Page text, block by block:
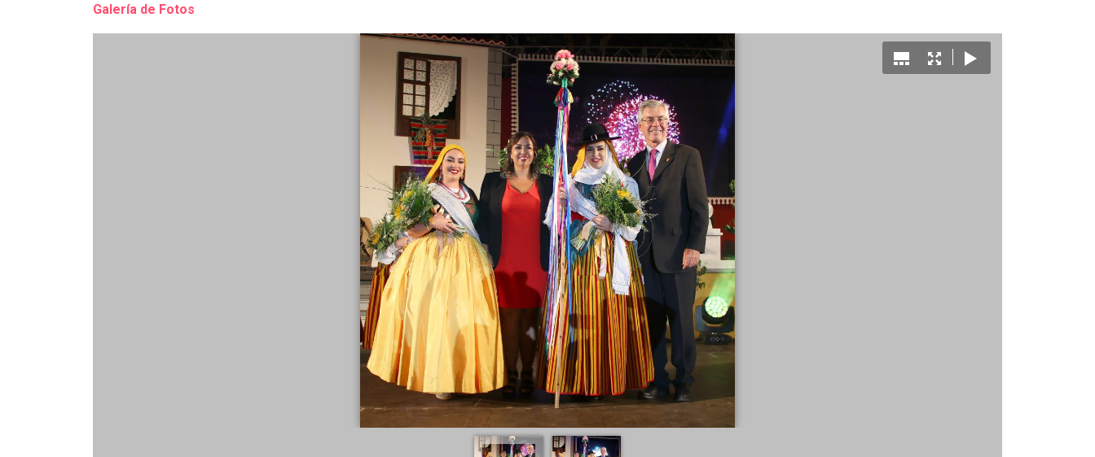
Galería de Fotos